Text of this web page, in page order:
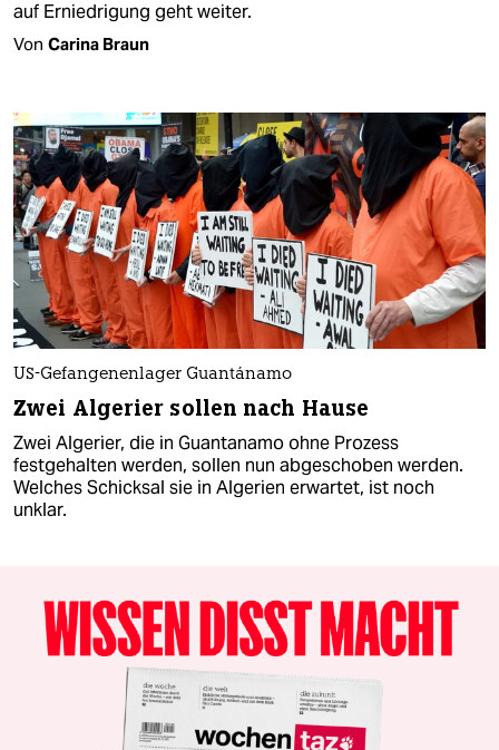
auf Erniedrigung geht weiter.
Von Carina Braun
US-Gefangenenlager Guantánamo
Zwei Algerier sollen nach Hause
Zwei Algerier, die in Guantanamo ohne Prozess
festgehalten werden, sollen nun abgeschoben werden.
Welches Schicksal sie in Algerien erwartet, ist noch
unklar.